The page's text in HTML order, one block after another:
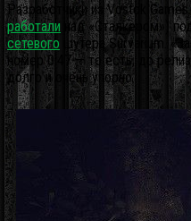
Разработчики из Vostok
работали над «Сталкером»)
сетевого шутера Survarium.
номер 0.47 — то есть, до
долго и очень упорно.